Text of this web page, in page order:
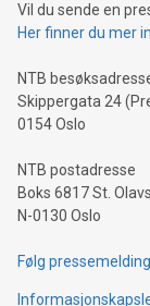
Vil du sende en
Her finner du mer
NTB
Skippergata 24
0154 Oslo
NTB postadresse
Boks 6817 St.
N-0130 Oslo
Følg